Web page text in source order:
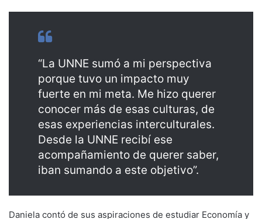
“La UNNE sumó a mi perspectiva
porque tuvo un impacto muy
fuerte en mi meta. Me hizo querer
conocer más de esas culturas, de
esas experiencias interculturales.
Desde la UNNE recibí ese
acompañamiento de querer saber,
iban sumando a este objetivo”.
Daniela contó de sus aspiraciones de estudiar Economía y